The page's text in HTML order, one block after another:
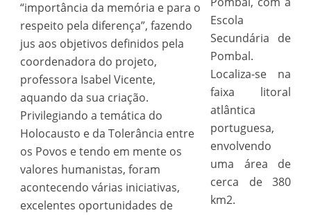
“importância da memória e para o
respeito pela diferença”, fazendo
jus aos objetivos definidos pela
coordenadora do projeto,
professora Isabel Vicente,
aquando da sua criação.
Privilegiando a temática do
Holocausto e da Tolerância entre
os Povos e tendo em mente os
valores humanistas, foram
acontecendo várias iniciativas,
excelentes oportunidades de
Escola
Secundária de
Pombal.
Localiza-se na
faixa litoral
atlântica
portuguesa,
envolvendo
uma área de
cerca de 380
km2.